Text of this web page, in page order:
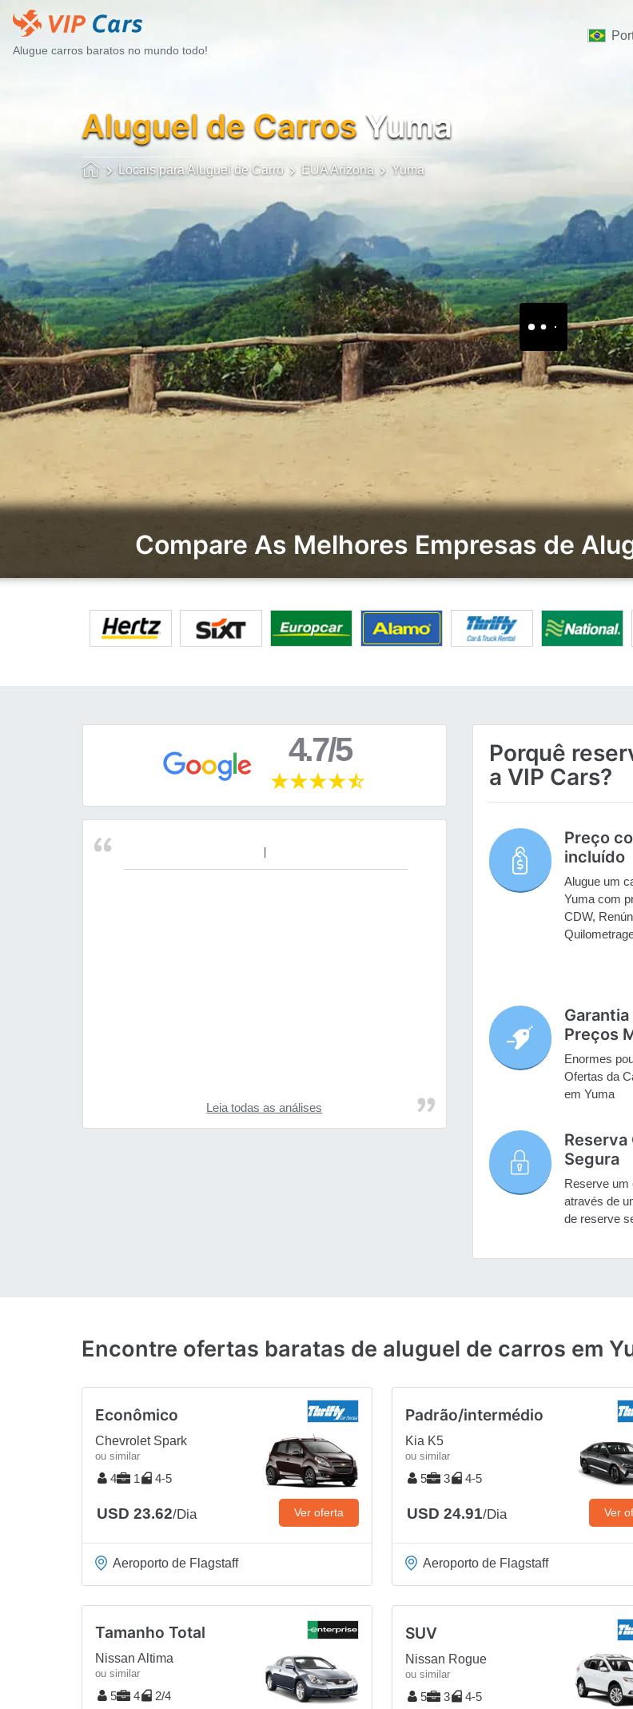
Alugue carros baratos no mundo todo!
Aluguel de Carros Yuma
Locais para Aluguel de Carro EUA Arizona Yuma
Compare As Melhores Empresas de
4.7/5
Leia todas as análises
Porquê
a VIP Cars?
Preço
incluído
Alugue um
Yuma com
CDW,
Preços
Enormes
Ofertas da
em Yuma
Reserva
Segura
Reserve um
através de
de reserve
Encontre ofertas baratas de aluguel de carros em
Econômico
Chevrolet Spark
ou similar
4 1 4-5
USD 23.62/Dia Ver oferta
Aeroporto de Flagstaff
Padrão/intermédio
Kia K5
ou similar
5 3 4-5
USD 24.91/Dia Ver
Aeroporto de Flagstaff
Tamanho Total
Nissan Altima
ou similar
5 4 2/4
SUV
Nissan Rogue
ou similar
5 3 4-5